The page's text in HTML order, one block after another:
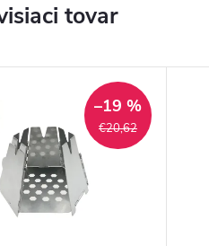
tovar
€20,62
–19 %